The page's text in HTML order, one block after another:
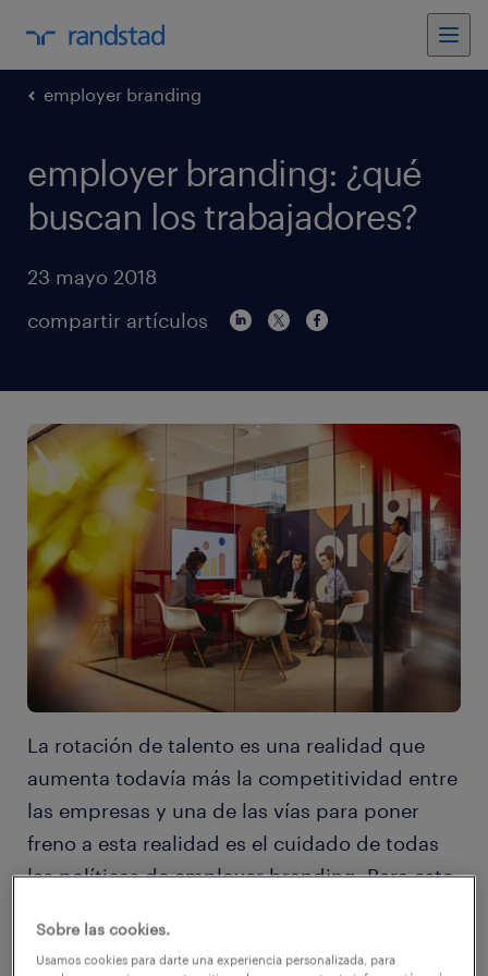
employer branding
employer branding: ¿qué
buscan los trabajadores?
23 mayo 2018
compartir artículos
La rotación de talento es una realidad que
aumenta todavía más la competitividad entre
las empresas y una de las vías para poner
freno a esta realidad es el cuidado de todas
las políticas de employer branding. Para esto,
los profesionales para perdurar en una
Sobre las cookies.
Usamos cookies para darte una experiencia personalizada, para